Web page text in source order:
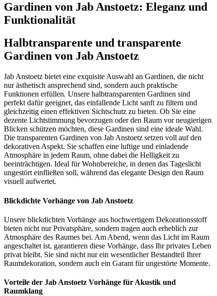
Gardinen von Jab Anstoetz: Eleganz und
Funktionalität
Halbtransparente und transparente
Gardinen von Jab Anstoetz
Jab Anstoetz bietet eine exquisite Auswahl an Gardinen, die nicht
nur ästhetisch ansprechend sind, sondern auch praktische
Funktionen erfüllen. Unsere halbtransparenten Gardinen sind
perfekt dafür geeignet, das einfallende Licht sanft zu filtern und
gleichzeitig einen effektiven Sichtschutz zu bieten. Ob Sie eine
dezente Lichtstimmung bevorzugen oder den Raum vor neugierigen
Blicken schützen möchten, diese Gardinen sind eine ideale Wahl.
Die transparenten Gardinen von Jab Anstoetz setzen voll auf den
dekorativen Aspekt. Sie schaffen eine luftige und einladende
Atmosphäre in jedem Raum, ohne dabei die Helligkeit zu
beeinträchtigen. Ideal für Wohnbereiche, in denen das Tageslicht
ungestört einfließen soll, während das elegante Design den Raum
visuell aufwertet.
Blickdichte Vorhänge von Jab Anstoetz
Unsere blickdichten Vorhänge aus hochwertigem Dekorationsstoff
bieten nicht nur Privatsphäre, sondern tragen auch erheblich zur
Atmosphäre des Raumes bei. Am Abend, wenn das Licht im Raum
angeschaltet ist, garantieren diese Vorhänge, dass Ihr privates Leben
privat bleibt. Sie sind nicht nur ein wesentlicher Bestandteil Ihrer
Raumdekoration, sondern auch ein Garant für ungestörte Momente.
Vorteile der Jab Anstoetz Vorhänge für Akustik und
Raumklang